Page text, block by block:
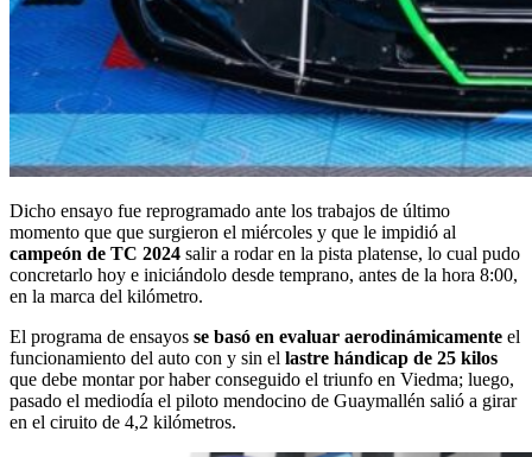
Dicho ensayo fue reprogramado ante los trabajos de último
momento que que surgieron el miércoles y que le impidió al
campeón de TC 2024 salir a rodar en la pista platense, lo cual pudo
concretarlo hoy e iniciándolo desde temprano, antes de la hora 8:00,
en la marca del kilómetro.
El programa de ensayos se basó en evaluar aerodinámicamente el
funcionamiento del auto con y sin el lastre hándicap de 25 kilos
que debe montar por haber conseguido el triunfo en Viedma; luego,
pasado el mediodía el piloto mendocino de Guaymallén salió a girar
en el ciruito de 4,2 kilómetros.